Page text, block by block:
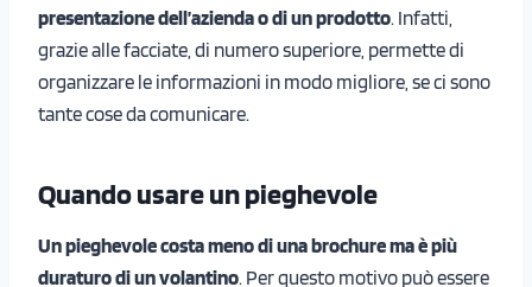
presentazione dell’azienda o di un prodotto. Infatti,
grazie alle facciate, di numero superiore, permette di
organizzare le informazioni in modo migliore, se ci sono
tante cose da comunicare.
Quando usare un pieghevole
Un pieghevole costa meno di una brochure ma è più
duraturo di un volantino. Per questo motivo può essere